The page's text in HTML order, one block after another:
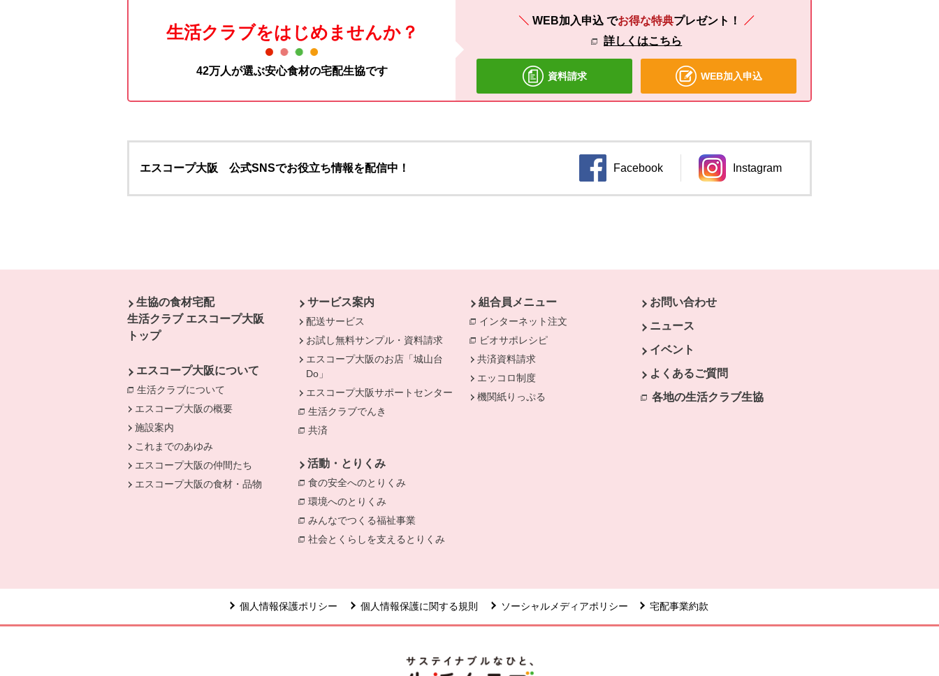
生活クラブをはじめませんか？
42万人が選ぶ安心食材の宅配生協です
WEB加入申込 でお得な特典プレゼント！
詳しくはこちら
資料請求 WEB加入申込
エスコープ大阪 公式SNSでお役立ち情報を配信中！ Facebook
別のウィンドウで開きます。
Instagram
別のウィンドウで開きます。
生協の食材宅配
生活クラブ エスコープ大阪
トップ
エスコープ大阪について
生活クラブについて
別のウィンドウで開きます。
エスコープ大阪の概要
施設案内
これまでのあゆみ
エスコープ大阪の仲間たち
エスコープ大阪の食材・品物
サービス案内
配送サービス
お試し無料サンプル・資料請求
エスコープ大阪のお店「城山台
Do」
エスコープ大阪サポートセンター
生活クラブでんき
別のウィンドウで開きます。
共済
活動・とりくみ
食の安全へのとりくみ
環境へのとりくみ
みんなでつくる福祉事業
社会とくらしを支えるとりくみ
組合員メニュー
インターネット注文 別のウィンドウで開きます。
ビオサポレシピ
共済資料請求
エッコロ制度
機関紙りっぷる
お問い合わせ
ニュース
イベント
よくあるご質問
各地の生活クラブ生協
個人情報保護ポリシー 個人情報保護に関する規則 ソーシャルメディアポリシー 宅配事業約款